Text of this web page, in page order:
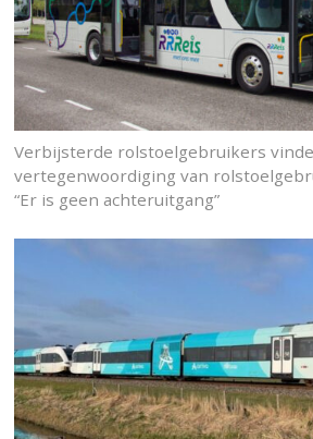
Verbijsterde rolstoelgebruikers
vertegenwoordiging van
“Er is geen achteruitgang”